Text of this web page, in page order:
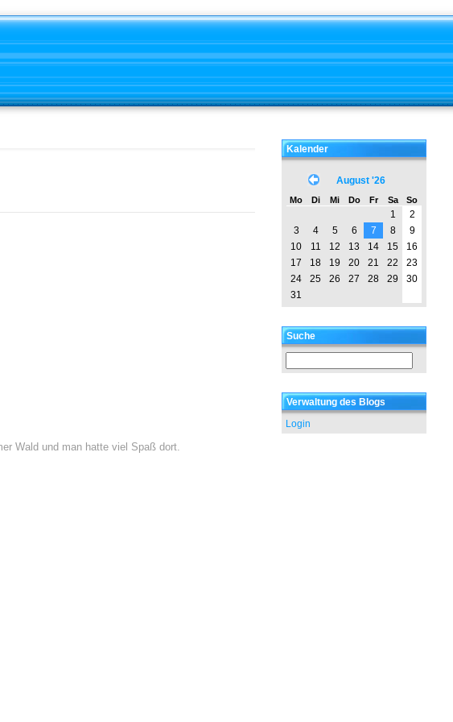
Wald und man hatte viel Spaß dort.
Kalender
August '26
Mo Di Mi Do Fr Sa So
1
2
3
4 5 6 7 8
9
10
11 12 13 14 15
16
17
18 19 20 21 22
23
24
25 26 27 28 29
30
31
Suche
Verwaltung des Blogs
Login